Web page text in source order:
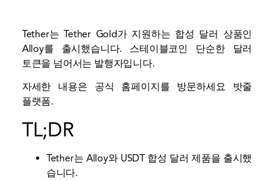
Tether는 Tether Gold가 지원하는 합성 달러 상품인
Alloy를 출시했습니다. 스테이블코인
단순한 달러
토큰을 넘어서는 발행자입니다.
자세한 내용은 공식 홈페이지를 방문하세요 밧줄
플랫폼.
TL;DR
Tether는 Alloy와 USDT 합성 달러 제품을 출시했
습니다.